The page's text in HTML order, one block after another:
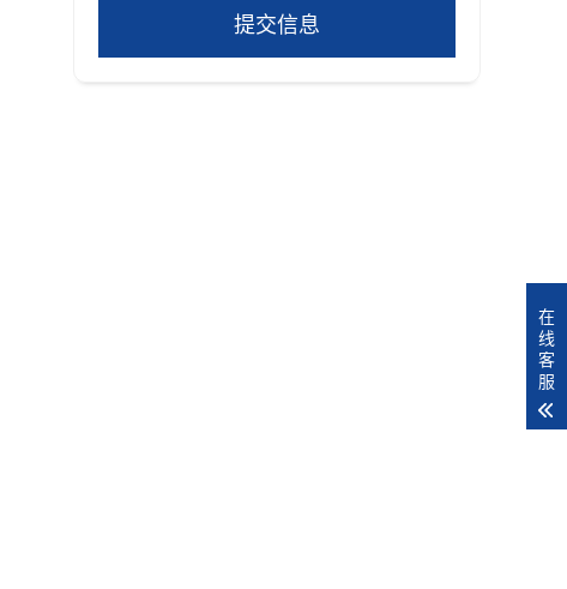
提交信息
在
线
客
服